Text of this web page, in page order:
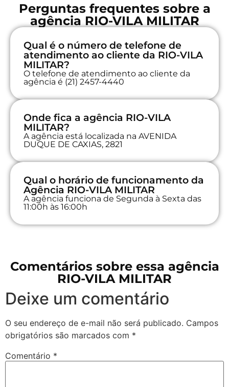
Perguntas frequentes sobre a
agência RIO-VILA MILITAR
Qual é o número de telefone de
atendimento ao cliente da RIO-VILA
MILITAR?
O telefone de atendimento ao cliente da
agência é (21) 2457-4440
Onde fica a agência RIO-VILA
MILITAR?
A agência está localizada na AVENIDA
DUQUE DE CAXIAS, 2821
Qual o horário de funcionamento da
Agência RIO-VILA MILITAR
A agência funciona de Segunda à Sexta das
11:00h às 16:00h
Comentários sobre essa agência
RIO-VILA MILITAR
Deixe um comentário
O seu endereço de e-mail não será publicado. Campos
obrigatórios são marcados com *
Comentário *